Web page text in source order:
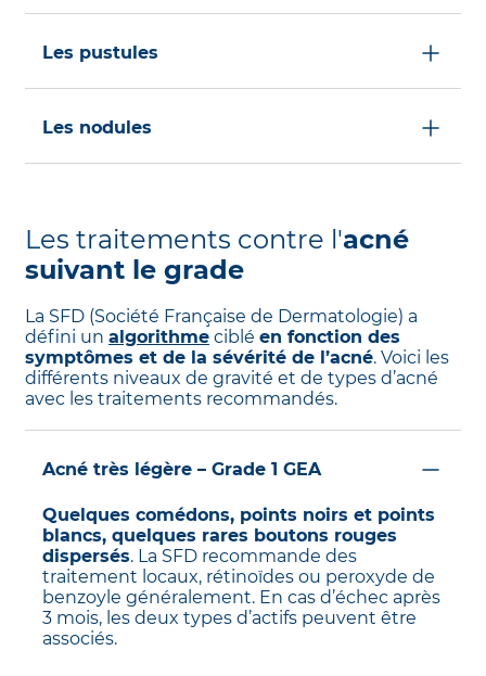
les pustules
reconnaissables :
douloureux, ces boutons inflammatoires
contiennent souvent du pus.
les nodules
accompagnées d’autres types de boutons.
Les nodules ne doivent jamais être triturés. Ils
nécessitent une prise en charge
cicatrices.
Les traitements contre l'acné
suivant le grade
La SFD (Société Française de Dermatologie) a
défini un algorithme ciblé en fonction des
symptômes et de la sévérité de l’acné. Voici les
différents niveaux de gravité et de types d’acné
avec les traitements recommandés.
Acné très légère – Grade 1 GEA
Quelques comédons, points noirs et points
blancs, quelques rares boutons rouges
dispersés. La SFD recommande des
traitement locaux, rétinoïdes ou peroxyde de
benzoyle généralement. En cas d’échec après
3 mois, les deux types d’actifs peuvent être
associés.